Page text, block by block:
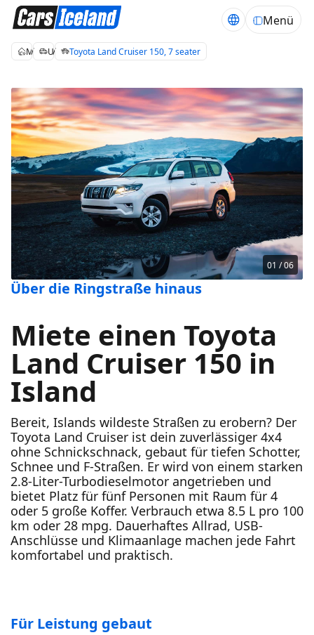
Menü
Mietwagen Island
Unsere Autos
Toyota Land Cruiser 150, 7 seater
01 / 06
Über die Ringstraße hinaus
Miete einen Toyota
Land Cruiser 150 in
Island
Bereit, Islands wildeste Straßen zu erobern? Der
Toyota Land Cruiser ist dein zuverlässiger 4x4
ohne Schnickschnack, gebaut für tiefen Schotter,
Schnee und F-Straßen. Er wird von einem starken
2.8-Liter-Turbodieselmotor angetrieben und
bietet Platz für fünf Personen mit Raum für 4
oder 5 große Koffer. Verbrauch etwa 8.5 L pro 100
km oder 28 mpg. Dauerhaftes Allrad, USB-
Anschlüsse und Klimaanlage machen jede Fahrt
komfortabel und praktisch.
Für Leistung gebaut